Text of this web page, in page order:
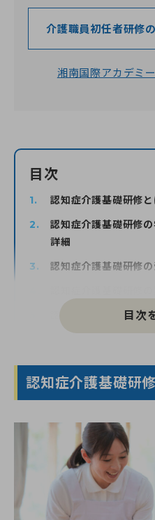
お問
介護職員初任者研修
湘南国際アカデミ
目次
認知症介護基礎研修と
認知症介護基礎研修
詳細
認知症介護基礎研修
認知症介護基礎研修
FAQ｜認知症介護基
湘南国際アカデミーの
認知症介護基礎研